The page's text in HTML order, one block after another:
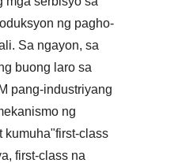
ng pagho-
Sa ngayon, sa
buong laro sa
pang-industriyang
ng
kumuha"first-class
first-class na